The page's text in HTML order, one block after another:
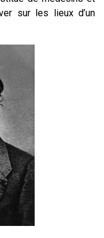
sur les lieux d’un